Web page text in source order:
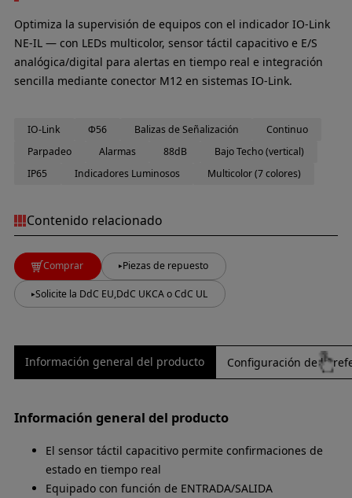
Optimiza la supervisión de equipos con el indicador IO-Link
NE-IL — con LEDs multicolor, sensor táctil capacitivo e E/S
analógica/digital para alertas en tiempo real e integración
sencilla mediante conector M12 en sistemas IO-Link.
IO-Link Φ56 Balizas de Señalización
Continuo
Parpadeo
Alarmas 88dB
Bajo Techo (vertical)
IP65
Indicadores Luminosos Multicolor (7 colores)
Contenido relacionado
Comprar Piezas de repuesto
Solicite la DdC EU,DdC UKCA o CdC UL
Información general del producto Configuración de la
Información general del producto
El sensor táctil capacitivo permite confirmaciones de
estado en tiempo real
Equipado con función de ENTRADA/SALIDA